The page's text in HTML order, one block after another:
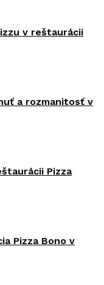
v reštaurácii
a rozmanitosť v
Pizza
Pizza Bono v